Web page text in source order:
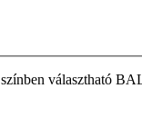
választható